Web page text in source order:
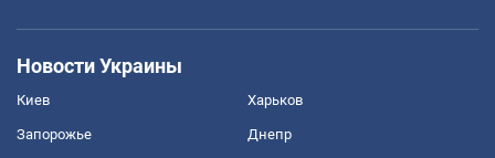
Новости Украины
Киев Харьков
Запорожье Днепр